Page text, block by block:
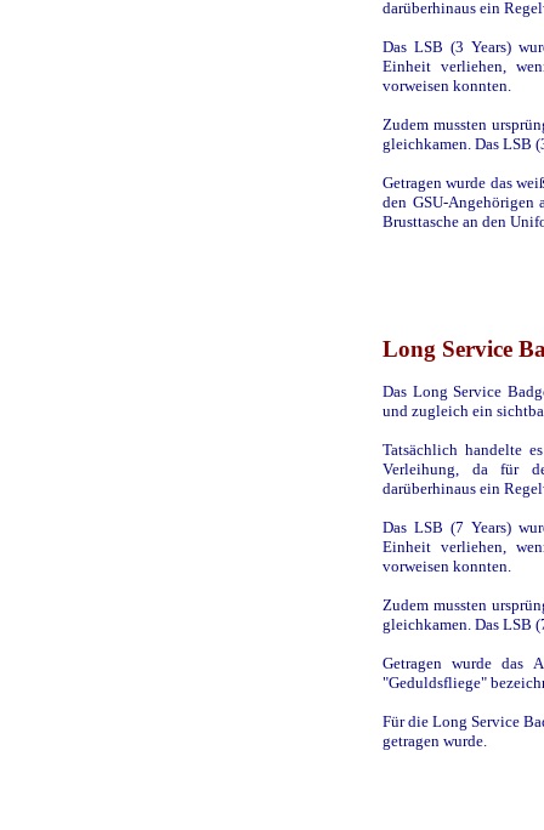
darüberhinaus ein
Das LSB (3 Years)
Einheit verliehen,
vorweisen konnten.
Zudem mussten
gleichkamen. Das LSB
Getragen wurde das
den GSU-
Brusttasche an den
Long Service
Das Long Service
und zugleich ein
Tatsächlich handelte
Verleihung, da für
darüberhinaus ein
Das LSB (7 Years)
Einheit verliehen,
vorweisen konnten.
Zudem mussten
gleichkamen. Das LSB
Getragen wurde das
"Geduldsfliege"
Für die Long Service
getragen wurde.